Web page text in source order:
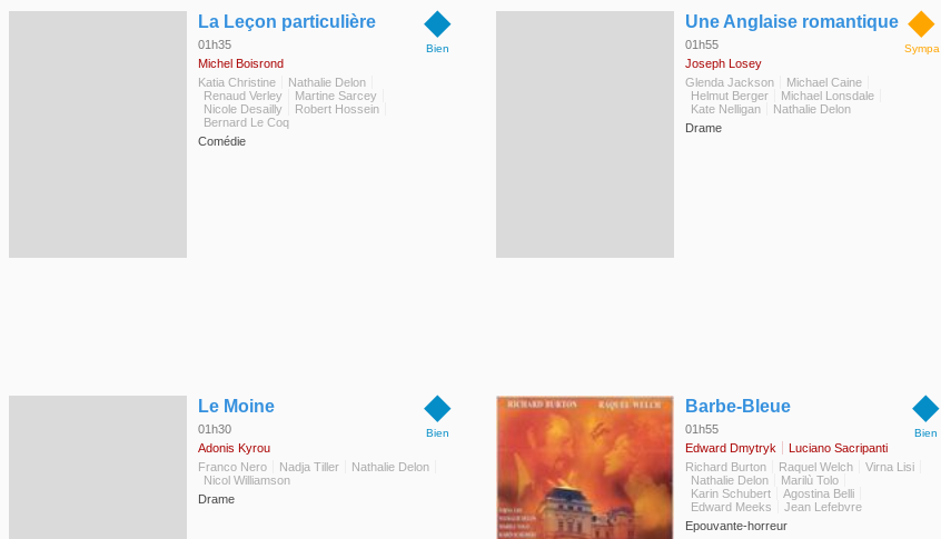
◆
Bien
La Leçon particulière
01h35
Michel Boisrond
Katia Christine
Nathalie Delon
Renaud Verley
Martine Sarcey
Nicole Desailly
Robert Hossein
Bernard Le Coq
Comédie
◆
Sympa
Une Anglaise romantique
01h55
Joseph Losey
Glenda Jackson
Michael Caine
Helmut Berger
Michael Lonsdale
Kate Nelligan
Nathalie Delon
Drame
◆
Bien
Le Moine
01h30
Adonis Kyrou
Franco Nero
Nadja Tiller
Nathalie Delon
Nicol Williamson
Drame
◆
Bien
Barbe-Bleue
01h55
Edward Dmytryk
Luciano Sacripanti
Richard Burton
Raquel Welch
Virna Lisi
Nathalie Delon
Marilù Tolo
Karin Schubert
Agostina Belli
Edward Meeks
Jean Lefebvre
Epouvante-horreur